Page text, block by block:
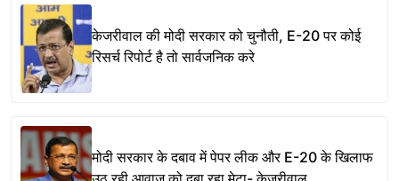
केजरीवाल की मोदी सरकार को चुनौती, E-20 पर कोई
रिसर्च रिपोर्ट है तो सार्वजनिक करे
मोदी सरकार के दबाव में पेपर लीक और E-20 के खिलाफ